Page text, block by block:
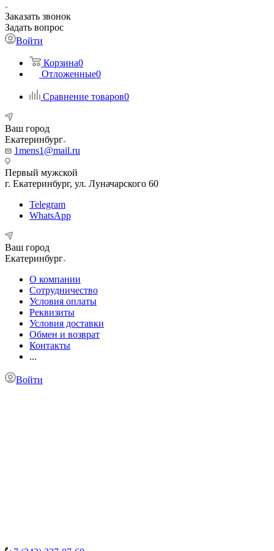
Заказать звонок
Задать вопрос
Войти
Корзина0
Отложенные0
Сравнение товаров0
Ваш город
Екатеринбург
1mens1@mail.ru
Первый мужской
г. Екатеринбург, ул. Луначарского 60
Telegram
WhatsApp
Ваш город
Екатеринбург
О компании
Сотрудничество
Условия оплаты
Реквизиты
Условия доставки
Обмен и возврат
Контакты
...
Войти